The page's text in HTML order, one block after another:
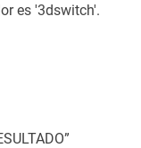
es '3dswitch'.